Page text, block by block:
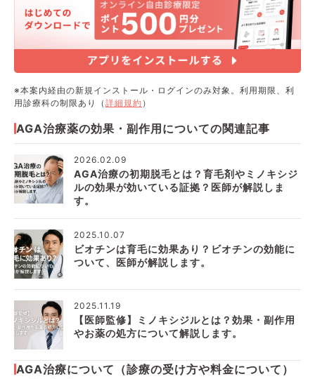
※本案内経由の新規インストール・ログインのみ対象。利用期限、利
用診療科の制限あり（ 詳細規約 ）
AGA治療薬の効果・副作用についての関連記事
2026.02.09
AGA治療の初期脱毛とは？育毛剤やミノキシジ
ルの効果が効いている証拠？医師が解説しま
す。
2025.10.07
ビオチンは育毛に効果あり？ビオチンの効能に
ついて、医師が解説します。
2025.11.19
【医師監修】ミノキシジルとは？効果・副作用
やお薬の処方について解説します。
AGA治療について（診療の受け方や料金について）